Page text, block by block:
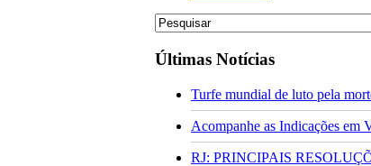
Últimas Notícias
Turfe mundial de luto pela
Acompanhe as Indicações em
RJ: PRINCIPAIS